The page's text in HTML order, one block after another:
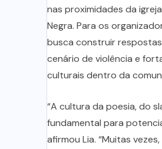
nas proximidades da
Negra. Para os
busca construir
cenário de violência e
culturais dentro da
“A cultura da poesia, do
fundamental para
afirmou Lia. “Muitas